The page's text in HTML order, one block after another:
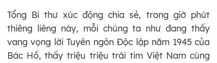
Tổng Bí thư xúc động chia sẻ, trong giờ phút
thiêng liêng này, mỗi chúng ta như đang thấy
vang vọng lời Tuyên ngôn Độc lập năm 1945 của
Bác Hồ, thấy triệu triệu trái tim Việt Nam cùng